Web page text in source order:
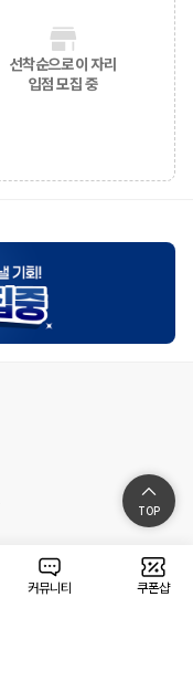
선착순으로 이 자리
입점 모집 중
커뮤니티 쿠폰샵
TOP